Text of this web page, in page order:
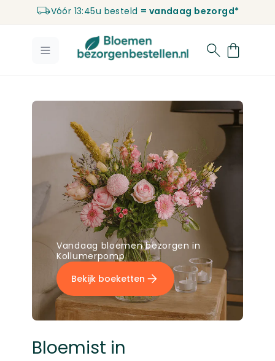
Vóór 13:45u besteld = vandaag bezorgd*
Bloemist in
Vandaag bloemen bezorgen in
Kollumerpomp
Bekijk boeketten